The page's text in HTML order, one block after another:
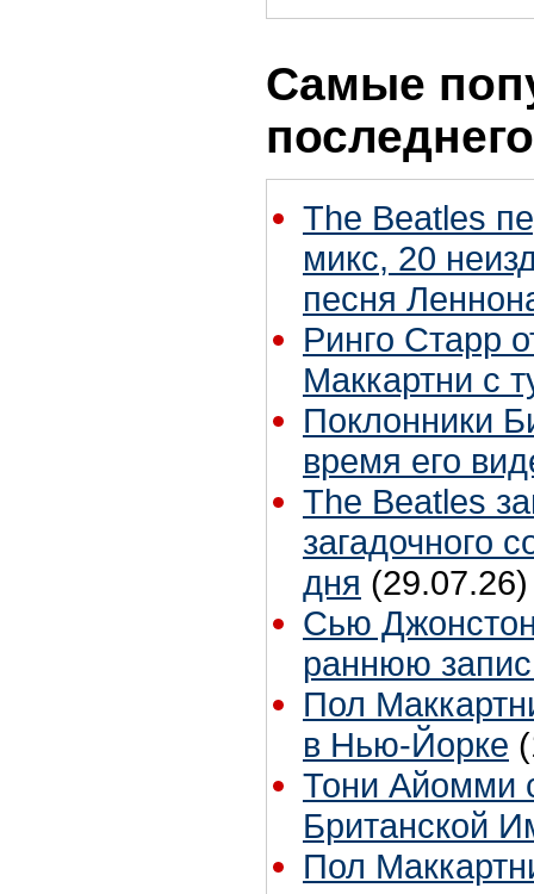
Самые
The Beatles
микс, 20
песня
Ринго Старр
Маккартни с
Поклонники
время его
The Beatles
загадочного
дня (29.07.26)
Сью
раннюю
Пол
в Нью-Йорке
Тони Айомми
Британской
Пол